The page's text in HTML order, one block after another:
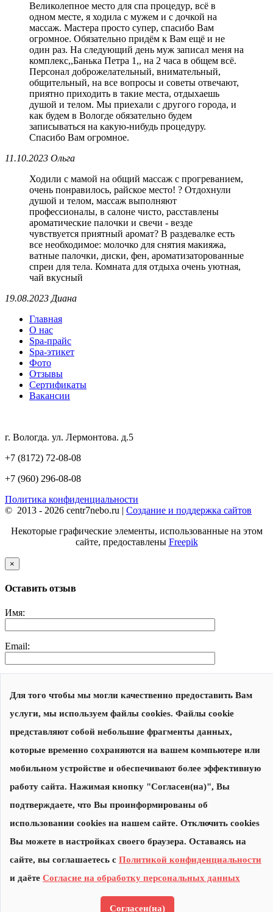
Великолепное место для спа процедур, всё в
одном месте, я ходила с мужем и с дочкой на
массаж. Мастера просто супер, спасибо Вам
огромное. Обязательно придём к Вам ещё и не
один раз. На следующий день муж записал меня на
комплекс,,Банька Петра 1,, на 2 часа в общем всё.
Персонал доброжелательный, внимательный,
общительный, на все вопросы и советы отвечают,
приятно приходить в такие места, отдыхаешь
душой и телом. Мы приехали с другого города, и
как будем в Вологде обязательно будем
записываться на какую-нибудь процедуру.
Спасибо Вам огромное.
11.10.2023 Ольга
Ходили с мамой на общий массаж с прогреванием,
очень понравилось, райское место! ? Отдохнули
душой и телом, массаж выполняют
профессионалы, в салоне чисто, расставлены
ароматические палочки и свечи - везде
чувствуется приятный аромат? В раздевалке есть
все необходимое: молочко для снятия макияжа,
ватные палочки, диски, фен, ароматизаторованные
спреи для тела. Комната для отдыха очень уютная,
чай вкусный
19.08.2023 Диана
Главная
О нас
Spa-прайс
Spa-этикет
Фото
Отзывы
Сертификаты
Вакансии
г. Вологда. ул. Лермонтова. д.5
+7 (8172) 72-08-08
+7 (960) 296-08-08
Политика конфиденциальности
© 2013 - 2026 centr7nebo.ru | Создание и поддержка сайтов
Некоторые графические элементы, использованные на этом
сайте, предоставлены Freepik
Для того чтобы мы могли качественно предоставить Вам
услуги, мы используем файлы cookies. Файлы cookie
представляют собой небольшие фрагменты данных,
которые временно сохраняются на вашем компьютере или
мобильном устройстве и обеспечивают более эффективную
работу сайта. Нажимая кнопку "Согласен(на)", Вы
подтверждаете, что Вы проинформированы об
использовании cookies на нашем сайте. Отключить cookies
Вы можете в настройках своего браузера. Оставаясь на
сайте, вы соглашаетесь с Политикой конфиденциальности
и даёте Согласие на обработку персональных данных
Согласен(на)
×
Оставить отзыв
Имя:
Email:
Нажимая на кнопку "Отправить", я соглашаюсь с
конфиденциальностии даюСогласие на обработку
персональных данных